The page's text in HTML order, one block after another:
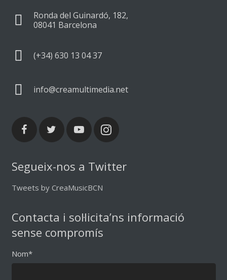
Ronda del Guinardó, 182,
08041 Barcelona
(+34) 630 13 04 37
info@creamultimedia.net
Segueix-nos a Twitter
Tweets by CreaMusicBCN
Contacta i sol·licita’ns informació
sense compromís
Nom*